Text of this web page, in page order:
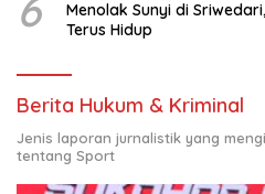
Menolak Sunyi di
Terus Hidup
Berita Hukum & Kriminal
Jenis laporan jurnalistik yang
tentang Sport